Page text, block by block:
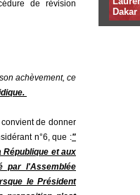
de révision
achèvement, ce
de donner
n°6, que :"
et aux
par l'Assemblée
le Président
Dakar